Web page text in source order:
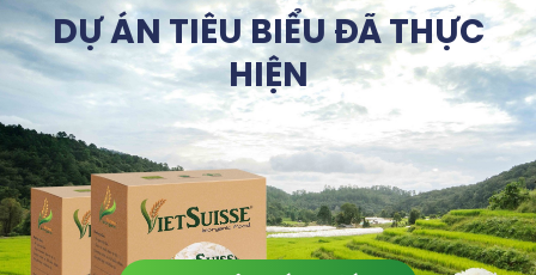
DỰ ÁN TIÊU BIỂU ĐÃ THỰC
HIỆN